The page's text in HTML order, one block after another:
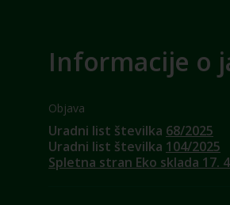
Informacije o
Objava
Uradni list številka 68/2025
Uradni list številka 104/2025
Spletna stran Eko sklada 17.